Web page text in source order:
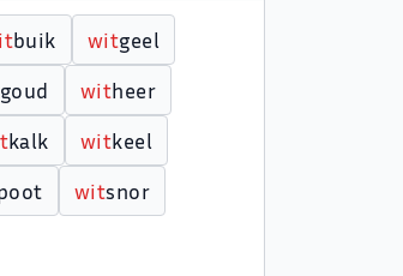
itbuik witgeel
goud witheer
tkalk witkeel
witsnor